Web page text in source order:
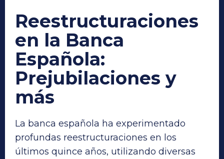
Reestructuraciones
en la Banca
Española:
Prejubilaciones y
más
La banca española ha experimentado
profundas reestructuraciones en los
últimos quince años, utilizando diversas